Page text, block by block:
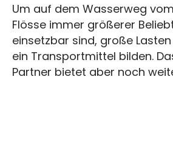
Um auf dem Wasserweg
Flösse immer größerer
einsetzbar sind, große
ein Transportmittel bilden.
Partner bietet aber noch